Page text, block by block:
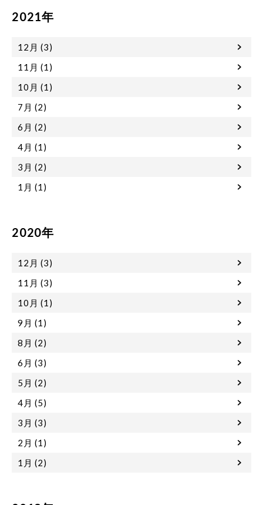
2021年
12月 (3)
11月 (1)
10月 (1)
7月 (2)
6月 (2)
4月 (1)
3月 (2)
1月 (1)
2020年
12月 (3)
11月 (3)
10月 (1)
9月 (1)
8月 (2)
6月 (3)
5月 (2)
4月 (5)
3月 (3)
2月 (1)
1月 (2)